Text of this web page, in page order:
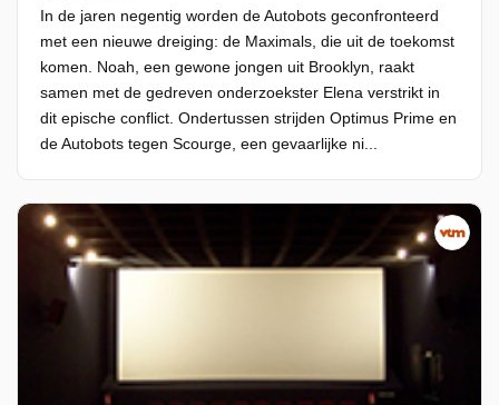
In de jaren negentig worden de Autobots geconfronteerd
met een nieuwe dreiging: de Maximals, die uit de toekomst
komen. Noah, een gewone jongen uit Brooklyn, raakt
samen met de gedreven onderzoekster Elena verstrikt in
dit epische conflict. Ondertussen strijden Optimus Prime en
de Autobots tegen Scourge, een gevaarlijke ni...